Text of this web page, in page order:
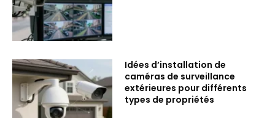
Idées d’installation de
caméras de surveillance
extérieures pour différents
types de propriétés